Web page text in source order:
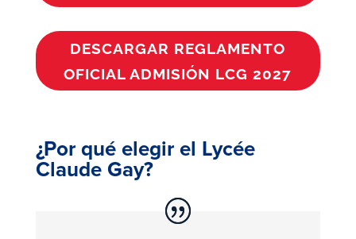
DESCARGAR REGLAMENTO
OFICIAL ADMISIÓN LCG 2027
¿Por qué elegir el Lycée
Claude Gay?